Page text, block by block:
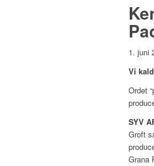
1. juni
Vi
Ordet
SYV
Groft
Grana